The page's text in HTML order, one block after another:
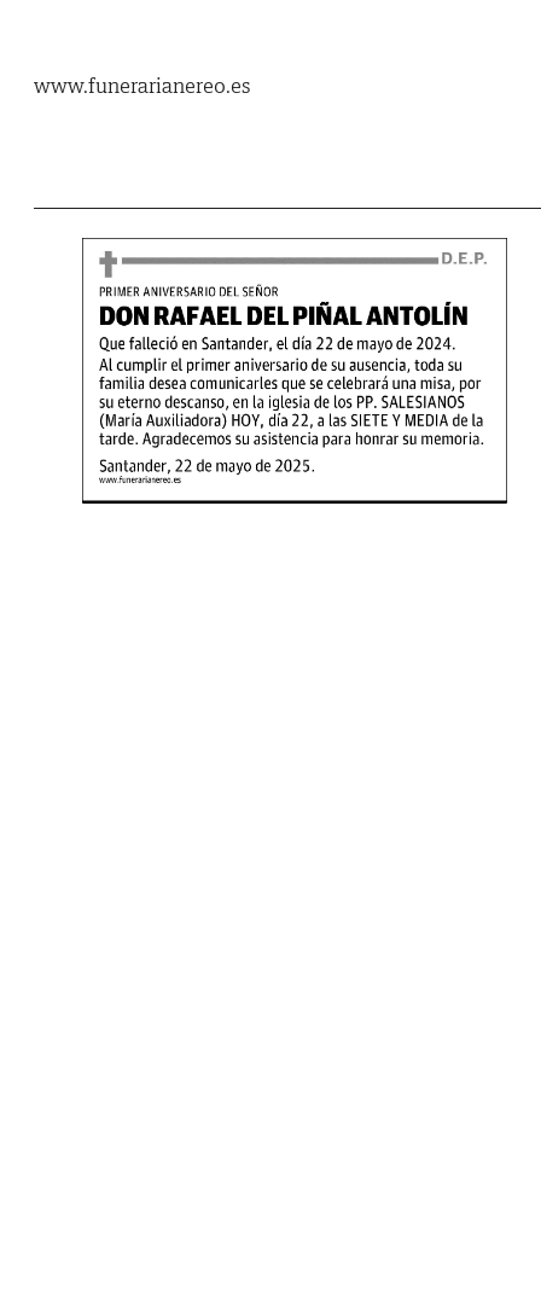
www.funerarianereo.es